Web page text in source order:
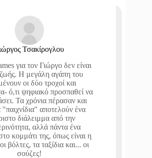
Τσακίρογλου
για τον Γιώργο δεν είναι
Η μεγάλη αγάπη του
οι δύο τροχοί και
ό,τι ψηφιακό προσπαθεί να
Τα χρόνια πέρασαν και
"παιχνίδια" αποτελούν ένα
διάλειμμα από την
αλλά πάντα ένα
κομμάτι της, όπως είναι η
βόλτες, τα ταξίδια και... οι
σούζες!